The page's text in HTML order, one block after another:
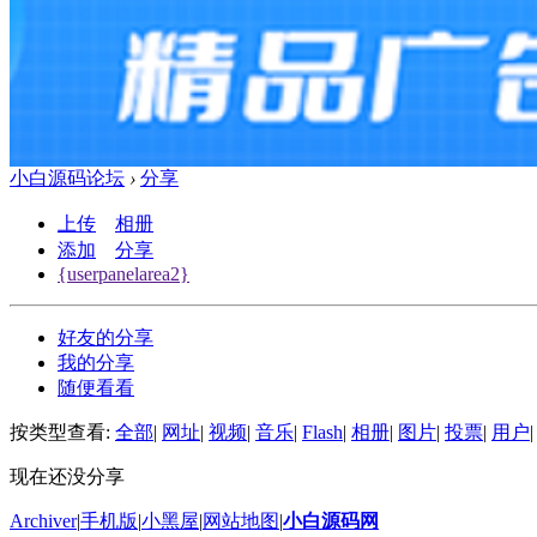
小白源码论坛 › 分享
上传
相册
添加
分享
{userpanelarea2}
好友的分享
我的分享
随便看看
按类型查看: 全部 网址 视频 音乐 Flash 相册 图片 投票 用户
现在还没分享
Archiver|手机版 小黑屋 网站地图 小白源码网